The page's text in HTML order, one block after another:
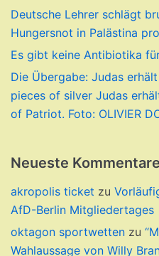
Deutsche Lehrer schlägt
Hungersnot in Palästina
Es gibt keine Antibiotika
Die Übergabe: Judas
pieces of silver Judas
of Patriot. Foto: OLIVIER
Neueste Kommentare
akropolis ticket zu
AfD-Berlin Mitgliedertages
oktagon sportwetten zu
Wahlaussage von Willy